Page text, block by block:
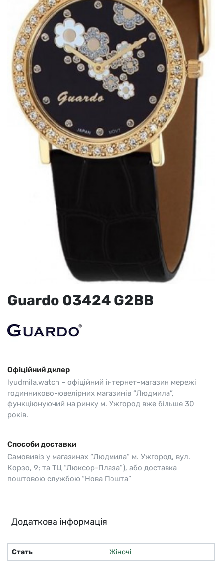
Guardo 03424 G2BB
Офіційний дилер
lyudmila.watch – офіційний інтернет-магазин мережі
годинниково-ювелірних магазинів “Людмила”,
функціюнуючий на ринку м. Ужгород вже більше 30
років.
Способи доставки
Самовивіз у магазинах “Людмила” м. Ужгород, вул.
Корзо, 9; та ТЦ “Люксор-Плаза”), або доставка
поштовою службою “Нова Пошта”
Додаткова інформація
Стать
Жіночі